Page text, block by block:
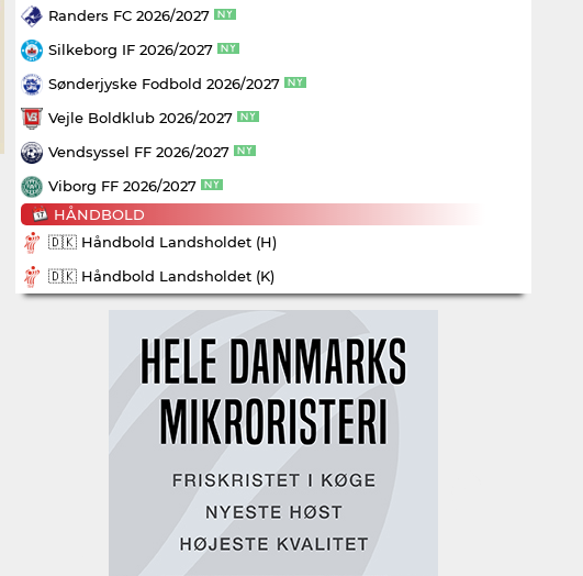
Randers FC 2026/2027
Silkeborg IF 2026/2027
Sønderjyske Fodbold 2026/2027
Vejle Boldklub 2026/2027
Vendsyssel FF 2026/2027
Viborg FF 2026/2027
HÅNDBOLD
🇩🇰 Håndbold Landsholdet (H)
🇩🇰 Håndbold Landsholdet (K)